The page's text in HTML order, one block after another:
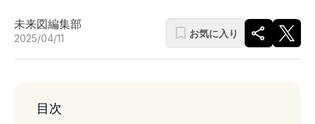
未来図編集部
2025/04/11 お気に入り
目次